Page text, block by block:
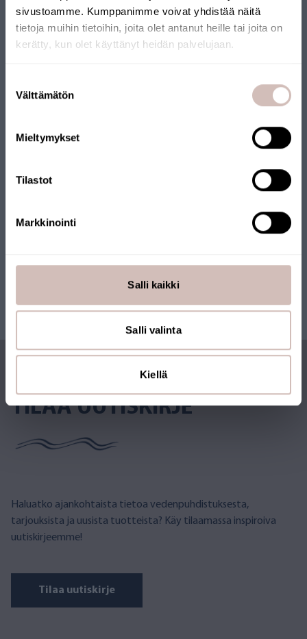
sivustoamme. Kumppanimme voivat yhdistää näitä
tietoja muihin tietoihin, joita olet antanut heille tai joita on
kerätty, kun olet käyttänyt heidän palvelujaan.
valinta
Välttämätön
Mieltymykset
Tilastot
Markkinointi
Salli kaikki
Salli valinta
Kiellä
SUOMALAINEN
VERKKOKAUPPA
Verkkokaupallemme on myönnetty Avainlippu-merkki.
Verkkokauppaa pitää yllä suomalainen yritys, joka toimittaa
Avainlippu-merkki.
TILAA UUTISKIRJE
Haluatko ajankohtaista tietoa vedenpuhdistuksesta,
tarjouksista ja uusista tuotteista? Käy tilaamassa inspiroiva
uutiskirjeemme!
Tilaa uutiskirje